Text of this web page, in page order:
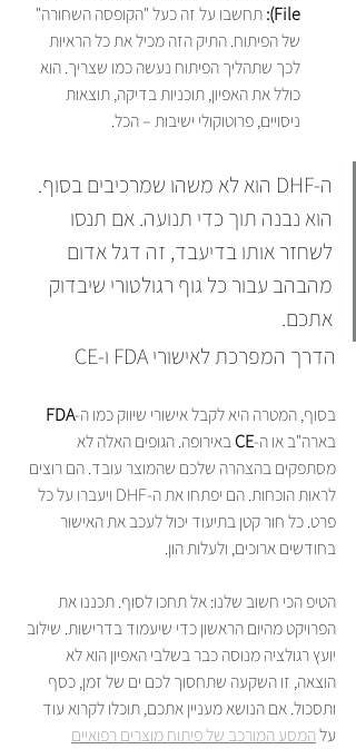
File): תחשבו על זה כעל "הקופסה השחורה"
של הפיתוח. התיק הזה מכיל את כל הראיות
לכך שתהליך הפיתוח נעשה כמו שצריך. הוא
כולל את האפיון, תוכניות בדיקה, תוצאות
ניסויים, פרוטוקולי ישיבות – הכל.
ה-DHF הוא לא משהו שמרכיבים בסוף.
הוא נבנה תוך כדי תנועה. אם תנסו
לשחזר אותו בדיעבד, זה דגל אדום
מהבהב עבור כל גוף רגולטורי שיבדוק
אתכם.
הדרך המפרכת לאישורי FDA ו-CE
בסוף, המטרה היא לקבל אישורי שיווק כמו ה-FDA
בארה"ב או ה-CE באירופה. הגופים האלה לא
מסתפקים בהצהרה שלכם שהמוצר עובד. הם רוצים
לראות הוכחות. הם יפתחו את ה-DHF ויעברו על כל
פרט. כל חור קטן בתיעוד יכול לעכב את האישור
בחודשים ארוכים, ולעלות הון.
הטיפ הכי חשוב שלנו: אל תחכו לסוף. תכננו את
הפרויקט מהיום הראשון כדי שיעמוד בדרישות. שילוב
יועץ רגולציה מנוסה כבר בשלבי האפיון הוא לא
הוצאה, זו השקעה שתחסוך לכם ים של זמן, כסף
ותסכול. אם הנושא מעניין אתכם, תוכלו לקרוא עוד
על המסע המורכב של פיתוח מוצרים רפואיים